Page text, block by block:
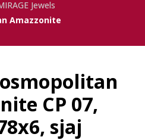
Jewels
Amazzonite
CP 07,
sjaj